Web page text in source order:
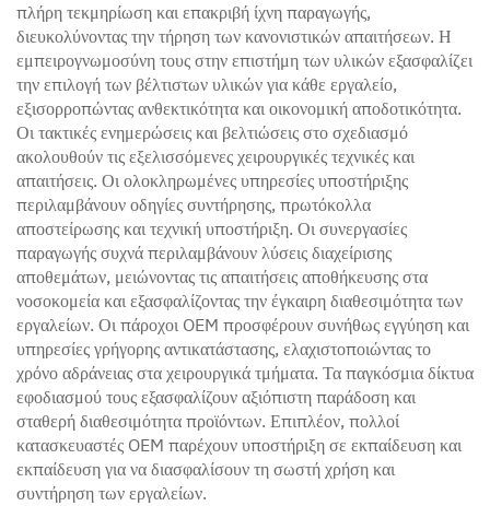
πλήρη τεκμηρίωση και επακριβή ίχνη παραγωγής,
διευκολύνοντας την τήρηση των κανονιστικών απαιτήσεων. Η
εμπειρογνωμοσύνη τους στην επιστήμη των υλικών εξασφαλίζει
την επιλογή των βέλτιστων υλικών για κάθε εργαλείο,
εξισορροπώντας ανθεκτικότητα και οικονομική αποδοτικότητα.
Οι τακτικές ενημερώσεις και βελτιώσεις στο σχεδιασμό
ακολουθούν τις εξελισσόμενες χειρουργικές τεχνικές και
απαιτήσεις. Οι ολοκληρωμένες υπηρεσίες υποστήριξης
περιλαμβάνουν οδηγίες συντήρησης, πρωτόκολλα
αποστείρωσης και τεχνική υποστήριξη. Οι συνεργασίες
παραγωγής συχνά περιλαμβάνουν λύσεις διαχείρισης
αποθεμάτων, μειώνοντας τις απαιτήσεις αποθήκευσης στα
νοσοκομεία και εξασφαλίζοντας την έγκαιρη διαθεσιμότητα των
εργαλείων. Οι πάροχοι OEM προσφέρουν συνήθως εγγύηση και
υπηρεσίες γρήγορης αντικατάστασης, ελαχιστοποιώντας το
χρόνο αδράνειας στα χειρουργικά τμήματα. Τα παγκόσμια δίκτυα
εφοδιασμού τους εξασφαλίζουν αξιόπιστη παράδοση και
σταθερή διαθεσιμότητα προϊόντων. Επιπλέον, πολλοί
κατασκευαστές OEM παρέχουν υποστήριξη σε εκπαίδευση και
εκπαίδευση για να διασφαλίσουν τη σωστή χρήση και
συντήρηση των εργαλείων.